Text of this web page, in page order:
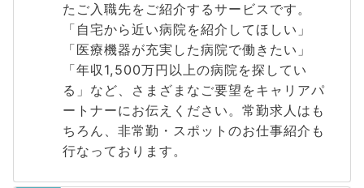
たご入職先をご紹介するサービスです。
「自宅から近い病院を紹介してほしい」
「医療機器が充実した病院で働きたい」
「年収1,500万円以上の病院を探してい
る」など、さまざまなご要望をキャリアパ
ートナーにお伝えください。常勤求人はも
ちろん、非常勤・スポットのお仕事紹介も
行なっております。